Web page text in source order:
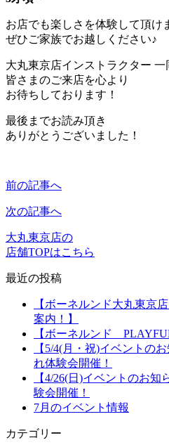
お店でも楽しさを体験して頂け
ぜひご家族でお越しください♪
大丸東京店インストラクター 一
皆さまのご来店を心より
お待ちしております！
最後までお読み頂き
ありがとうございました！
前の記事へ
次の記事へ
大丸東京店の
店舗TOPはこちら
最近の投稿
【ボーネルンド大丸東京
案内！】
【ボーネルンド
【5/4(月・祝)イベントの
れ体験会開催！
【4/26(日)イベントのお
験会開催！
7月のイベント情報
カテゴリー